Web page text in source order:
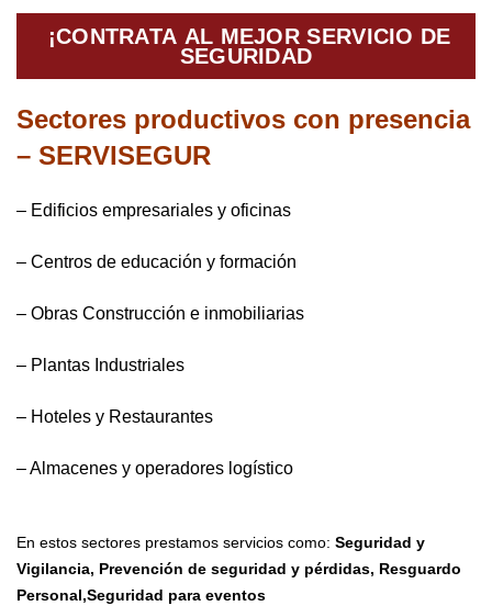
¡CONTRATA AL MEJOR SERVICIO DE
SEGURIDAD
Sectores productivos con presencia
– SERVISEGUR
– Edificios empresariales y oficinas
– Centros de educación y formación
– Obras Construcción e inmobiliarias
– Plantas Industriales
– Hoteles y Restaurantes
– Almacenes y operadores logístico
En estos sectores prestamos servicios como: Seguridad y
Vigilancia, Prevención de seguridad y pérdidas, Resguardo
Personal,Seguridad para eventos